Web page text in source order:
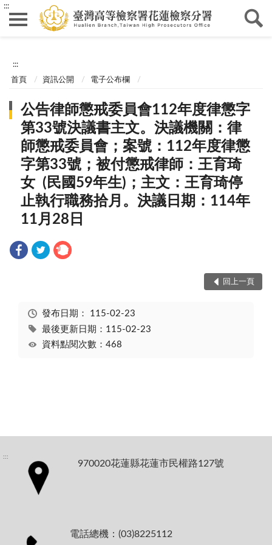
:::
:::
首頁 資訊公開 電子公布欄
公告律師懲戒委員會112年度律懲字
第33號決議書主文。決議機關：律
師懲戒委員會；案號：112年度律懲
字第33號；被付懲戒律師：王育琦
女 (民國59年生)；主文：王育琦停
止執行職務拾月。決議日期：114年
11月28日
回上一頁
發布日期： 115-02-23
最後更新日期：115-02-23
資料點閱次數：468
:::
970020花蓮縣花蓮市民權路127號
電話總機：(03)8225112